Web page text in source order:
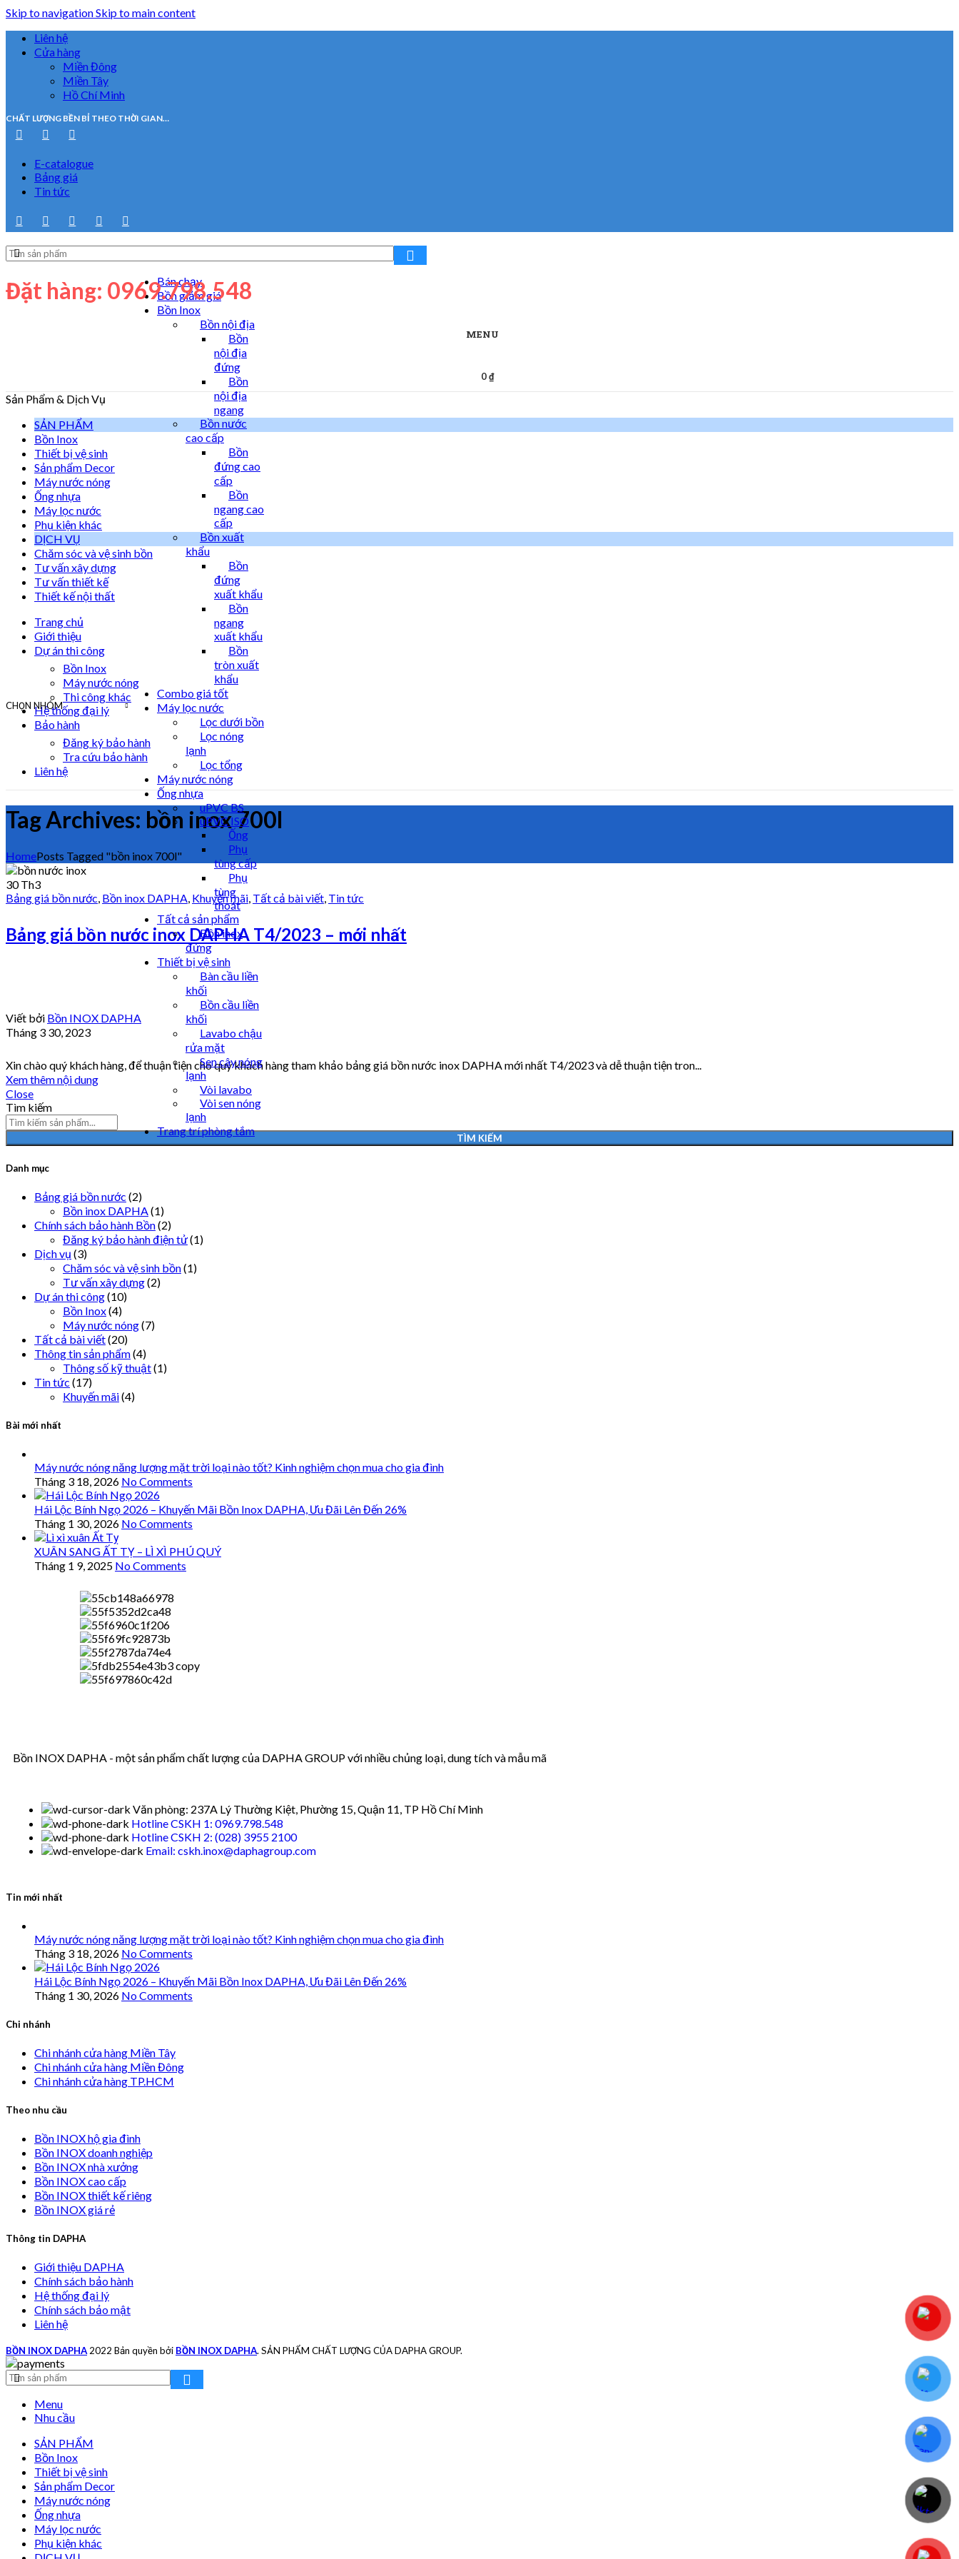
Skip to navigationSkip to main content
Liên hệ
Cửa hàng
Miền Đông
Miền Tây
Hồ Chí Minh
CHẤT LƯỢNG BỀN BỈ THEO THỜI GIAN…
E-catalogue
Bảng giá
Tin tức
CHỌN NHÓM
Bán chạy
Bồn giảm giá
Bồn Inox
Bồn nội địa
Bồn
nội địa
đứng
Bồn
nội địa
ngang
Bồn nước
cao cấp
Bồn
đứng cao
cấp
Bồn
ngang cao
cấp
Bồn xuất
khẩu
Bồn
đứng
xuất khẩu
Bồn
ngang
xuất khẩu
Bồn
tròn xuất
khẩu
Combo giá tốt
Máy lọc nước
Lọc dưới bồn
Lọc nóng
lạnh
Lọc tổng
Máy nước nóng
Ống nhựa
uPVC BS
uPVC ISO
Ống
Phụ
tùng cấp
Phụ
tùng
thoát
Tất cả sản phẩm
Bồn inox
đứng
Thiết bị vệ sinh
Bàn cầu liền
khối
Bồn cầu liền
khối
Lavabo chậu
rửa mặt
Sen cây nóng
lạnh
Vòi lavabo
Vòi sen nóng
lạnh
Trang trí phòng tắm
Đặt hàng: 0969.798.548
MENU
0₫
Sản Phẩm & Dịch Vụ
SẢN PHẨM
Bồn Inox
Thiết bị vệ sinh
Sản phẩm Decor
Máy nước nóng
Ống nhựa
Máy lọc nước
Phụ kiện khác
DỊCH VỤ
Chăm sóc và vệ sinh bồn
Tư vấn xây dựng
Tư vấn thiết kế
Thiết kế nội thất
Trang chủ
Giới thiệu
Dự án thi công
Bồn Inox
Máy nước nóng
Thi công khác
Hệ thống đại lý
Bảo hành
Đăng ký bảo hành
Tra cứu bảo hành
Liên hệ
Tag Archives: bồn inox 700l
HomePosts Tagged "bồn inox 700l"
30Th3
Bảng giá bồn nước, Bồn inox DAPHA, Khuyến mãi, Tất cả bài viết, Tin tức
Bảng giá bồn nước inox DAPHA T4/2023 – mới nhất
Viết bởi Bồn INOX DAPHA
Tháng 3 30, 2023
Xin chào quý khách hàng, để thuận tiện cho quý khách hàng tham khảo bảng giá bồn nước inox DAPHA mới nhất T4/2023 và dễ thuận tiện tron...
Xem thêm nội dung
Close
Tìm kiếm
TÌM KIẾM
Danh mục
Bảng giá bồn nước (2)
Bồn inox DAPHA (1)
Chính sách bảo hành Bồn(2)
Đăng ký bảo hành điện tử(1)
Dịch vụ (3)
Chăm sóc và vệ sinh bồn(1)
Tư vấn xây dựng(2)
Dự án thi công(10)
Bồn Inox(4)
Máy nước nóng(7)
Tất cả bài viết(20)
Thông tin sản phẩm(4)
Thông số kỹ thuật(1)
Tin tức (17)
Khuyến mãi(4)
Bài mới nhất
Máy nước nóng năng lượng mặt trời loại nào tốt? Kinh nghiệm chọn mua cho gia đình
Tháng 3 18, 2026 No Comments
Hái Lộc Bính Ngọ 2026 – Khuyến Mãi Bồn Inox DAPHA, Ưu Đãi Lên Đến 26%
Tháng 1 30, 2026 No Comments
XUÂN SANG ẤT TỴ – LÌ XÌ PHÚ QUÝ
Tháng 1 9, 2025 No Comments
Bồn INOX DAPHA - một sản phẩm chất lượng của DAPHA GROUP với nhiều chủng loại, dung tích và mẫu mã
Văn phòng: 237A Lý Thường Kiệt, Phường 15, Quận 11, TP Hồ Chí Minh
Hotline CSKH 1: 0969.798.548
Hotline CSKH 2: (028) 3955 2100
Email: cskh.inox@daphagroup.com
Tin mới nhất
Máy nước nóng năng lượng mặt trời loại nào tốt? Kinh nghiệm chọn mua cho gia đình
Tháng 3 18, 2026 No Comments
Hái Lộc Bính Ngọ 2026 – Khuyến Mãi Bồn Inox DAPHA, Ưu Đãi Lên Đến 26%
Tháng 1 30, 2026 No Comments
Chi nhánh
Chi nhánh cửa hàng Miền Tây
Chi nhánh cửa hàng Miền Đông
Chi nhánh cửa hàng TP.HCM
Theo nhu cầu
Bồn INOX hộ gia đình
Bồn INOX doanh nghiệp
Bồn INOX nhà xưởng
Bồn INOX cao cấp
Bồn INOX thiết kế riêng
Bồn INOX giá rẻ
Thông tin DAPHA
Giới thiệu DAPHA
Chính sách bảo hành
Hệ thống đại lý
Chính sách bảo mật
Liên hệ
BỒN INOX DAPHA2022 Bản quyền bởi BỒN INOX DAPHA. SẢN PHẨM CHẤT LƯỢNG CỦA DAPHA GROUP.
Menu
Nhu cầu
SẢN PHẨM
Bồn Inox
Thiết bị vệ sinh
Sản phẩm Decor
Máy nước nóng
Ống nhựa
Máy lọc nước
Phụ kiện khác